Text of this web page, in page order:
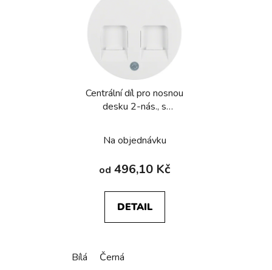
Centrální díl pro nosnou
desku 2-nás., s
protiprachovými krytkami
Berker R.1/R.3/R.8
Na objednávku
od 496,10 Kč
DETAIL
Bílá Černá